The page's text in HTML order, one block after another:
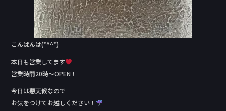
こんばんは(*^^*)
本日も営業してます
営業時間20時〜OPEN！
今日は悪天候なので
お気をつけてお越しください！